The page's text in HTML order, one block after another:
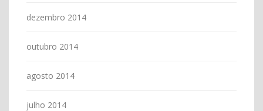
dezembro 2014
outubro 2014
agosto 2014
julho 2014